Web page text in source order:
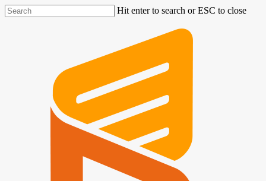
Hit enter to search or ESC to close